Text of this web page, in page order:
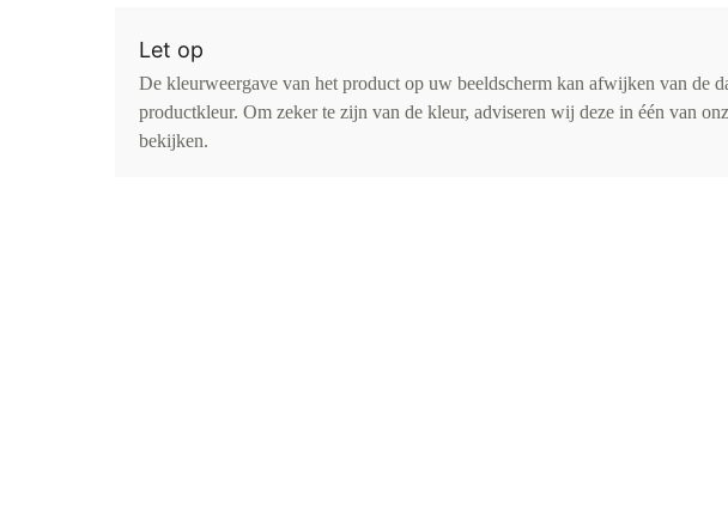
Let op
De kleurweergave van het product op uw beeldscherm kan afwijken van de
productkleur. Om zeker te zijn van de kleur, adviseren wij deze in één van
bekijken.